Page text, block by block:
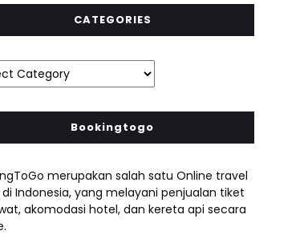
CATEGORIES
Bookingtogo
merupakan salah satu Online travel
Indonesia, yang melayani penjualan tiket
akomodasi hotel, dan kereta api secara